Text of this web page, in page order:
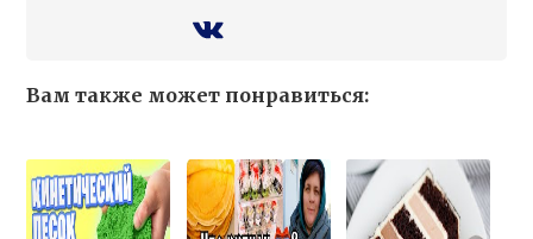
Вам также может понравиться: